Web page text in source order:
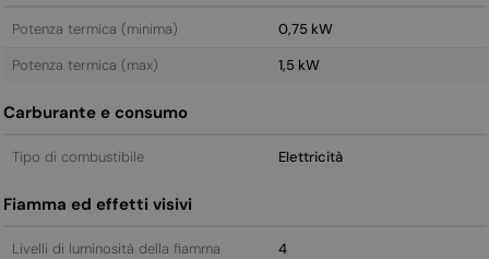
Potenza termica (minima)
0,75 kW
Potenza termica (max)
1,5 kW
Carburante e consumo
Tipo di combustibile Elettricità
Fiamma ed effetti visivi
Livelli di luminosità della fiamma
4